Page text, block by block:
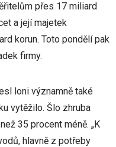
přes 17 miliard
a její majetek
korun. Toto pondělí pak
firmy.
loni významně také
vytěžilo. Šlo zhruba
35 procent méně. „K
hlavně z potřeby